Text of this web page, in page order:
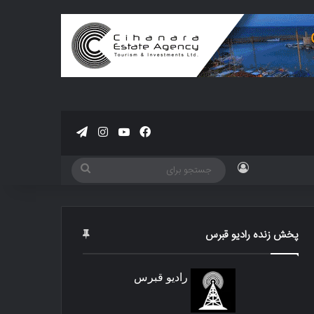
فیسبوکیوتیوباینستاگرام
تلگرام
ورود
جستجو
پخش زنده رادیو قبرس
رادیو قبرس